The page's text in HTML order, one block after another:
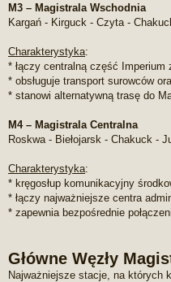
M3 – Magistrala Wschodnia
Kargań - Kirguck - Czyta -
Charakterystyka:
* łączy centralną część Imperium
* obsługuje transport surowców
* stanowi alternatywną trasę do
M4 – Magistrala Centralna
Roskwa - Biełojarsk - Chakuck -
Charakterystyka:
* kręgosłup komunikacyjny
* łączy najważniejsze centra
* zapewnia bezpośrednie
Główne Węzły
Najważniejsze stacje, na których